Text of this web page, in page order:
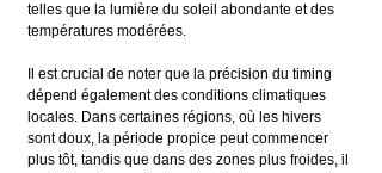
telles que la lumière du soleil abondante et des
températures modérées.
Il est crucial de noter que la précision du timing
dépend également des conditions climatiques
locales. Dans certaines régions, où les hivers
sont doux, la période propice peut commencer
plus tôt, tandis que dans des zones plus froides, il